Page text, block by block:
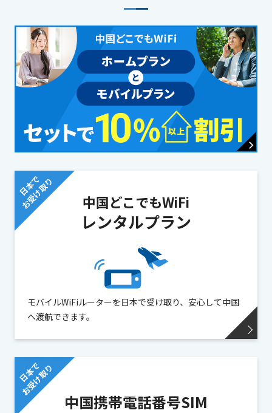
中国どこでもWiFi
レンタルプラン
日本で
お受け取り
モバイルWiFiルーターを日本で受け取り、安心して中国
へ渡航できます。
中国携帯電話番号SIM
日本で
お受け取り